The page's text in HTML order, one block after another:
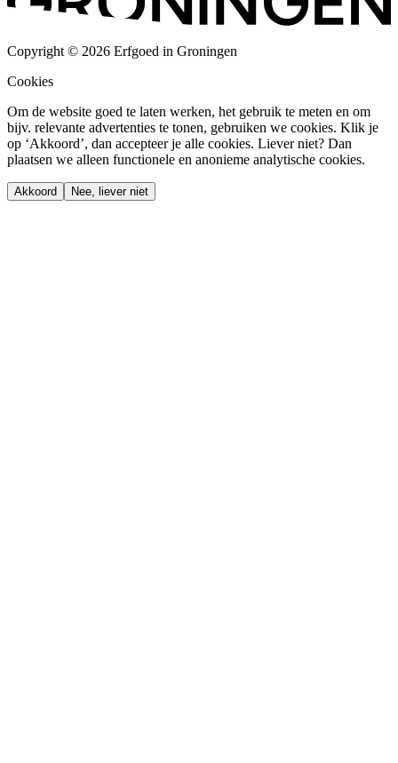
Copyright © 2026 Erfgoed in Groningen
Cookies
Om de website goed te laten werken, het gebruik te meten en om
bijv. relevante advertenties te tonen, gebruiken we cookies. Klik je
op ‘Akkoord’, dan accepteer je alle cookies. Liever niet? Dan
plaatsen we alleen functionele en anonieme analytische cookies.
Akkoord Nee, liever niet